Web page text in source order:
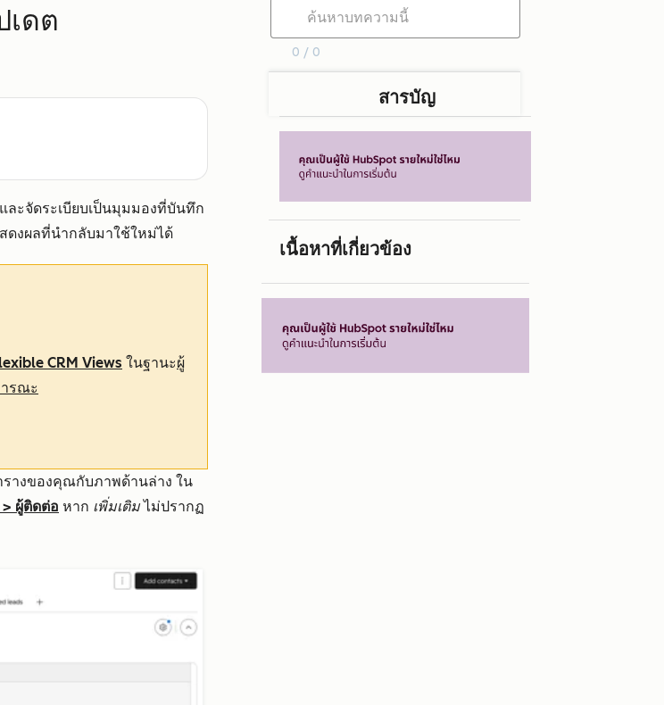
ดต
ะจัดระเบียบเป็นมุมมองที่บันทึก
ดงผลที่นำกลับมาใช้ใหม่ได้
CRM Views ในฐานะผู้
รณะ
างของคุณกับภาพด้านล่าง ใน
> ผู้ติดต่อ หาก เพิ่มเติมไม่ปรากฏ
0 / 0
สารบัญ
เนื้อหาที่เกี่ยวข้อง